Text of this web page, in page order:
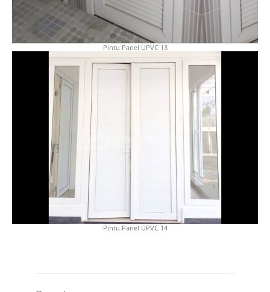
Pintu Panel UPVC 13
Pintu Panel UPVC 14